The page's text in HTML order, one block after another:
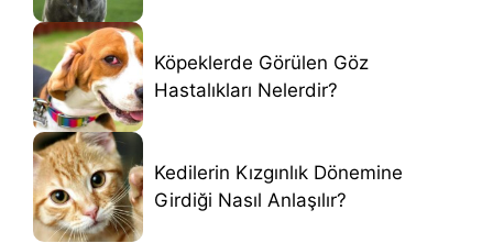
Köpeklerde Görülen Göz
Hastalıkları Nelerdir?
Kedilerin Kızgınlık Dönemine
Girdiği Nasıl Anlaşılır?